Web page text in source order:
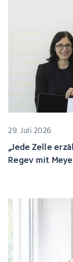
29. Juli 2026
„Jede Zelle
Regev mit